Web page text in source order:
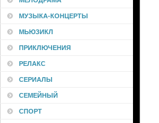
МУЗЫКА-КОНЦЕРТЫ
МЬЮЗИКЛ
ПРИКЛЮЧЕНИЯ
РЕЛАКС
СЕРИАЛЫ
СЕМЕЙНЫЙ
СПОРТ